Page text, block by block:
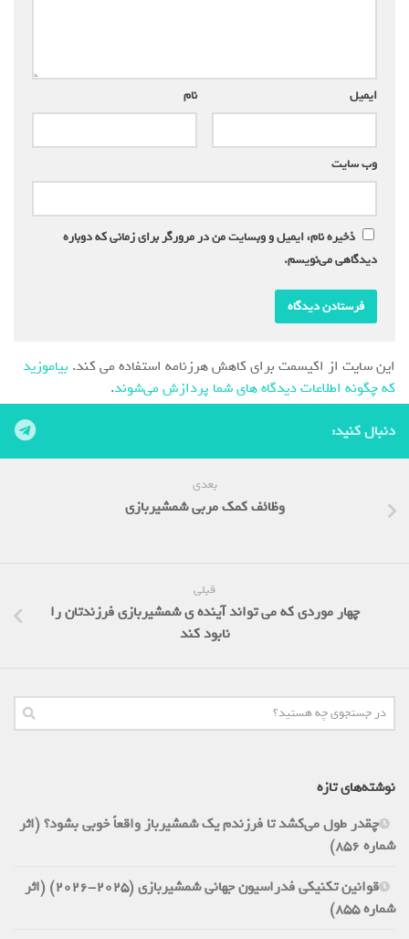
نام ایمیل
وب‌ سایت
ذخیره نام، ایمیل و وبسایت من در مرورگر برای زمانی که دوباره
دیدگاهی می‌نویسم.
این سایت از اکیسمت برای کاهش هرزنامه استفاده می کند. بیاموزید
که چگونه اطلاعات دیدگاه های شما پردازش می‌شوند.
دنبال کنید:
بعدی
وظائف کمک مربی شمشیربازی
قبلی
چهار موردی که می تواند آینده ی شمشیربازی فرزندتان را
نابود کند
نوشته‌های تازه
چقدر طول می‌کشد تا فرزندم یک شمشیرباز واقعاً خوبی بشود؟ (اثر
شماره 856)
قوانین تکنیکی فدراسیون جهانی شمشیربازی (2025-2026) (اثر
شماره 855)